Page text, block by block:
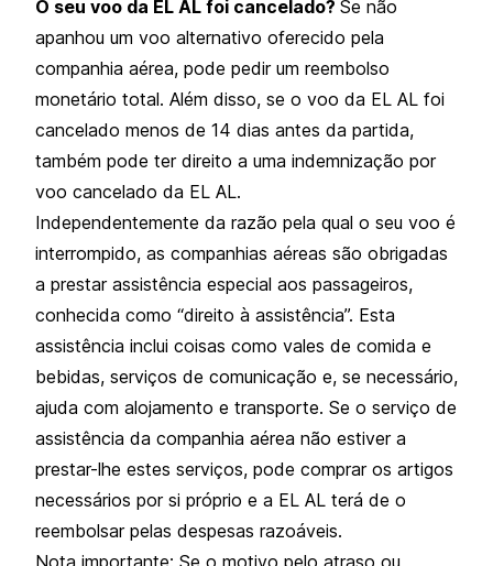
O seu voo da EL AL foi cancelado? Se não
apanhou um voo alternativo oferecido pela
companhia aérea, pode pedir um reembolso
monetário total. Além disso, se o voo da EL AL foi
cancelado menos de 14 dias antes da partida,
também pode ter direito a uma indemnização por
voo cancelado da EL AL.
Independentemente da razão pela qual o seu voo é
interrompido, as companhias aéreas são obrigadas
a prestar assistência especial aos passageiros,
conhecida como “direito à assistência”. Esta
assistência inclui coisas como vales de comida e
bebidas, serviços de comunicação e, se necessário,
ajuda com alojamento e transporte. Se o serviço de
assistência da companhia aérea não estiver a
prestar-lhe estes serviços, pode comprar os artigos
necessários por si próprio e a EL AL terá de o
reembolsar pelas despesas razoáveis.
Nota importante: Se o motivo pelo atraso ou